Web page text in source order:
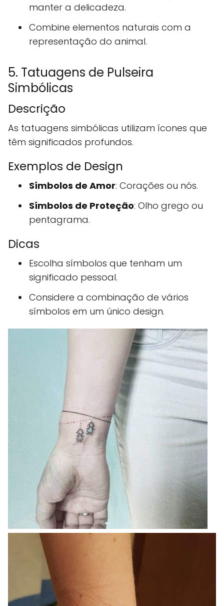
manter a delicadeza.
Combine elementos naturais com a
representação do animal.
5. Tatuagens de Pulseira
Simbólicas
Descrição
As tatuagens simbólicas utilizam ícones que
têm significados profundos.
Exemplos de Design
Símbolos de Amor: Corações ou nós.
Símbolos de Proteção: Olho grego ou
pentagrama.
Dicas
Escolha símbolos que tenham um
significado pessoal.
Considere a combinação de vários
símbolos em um único design.